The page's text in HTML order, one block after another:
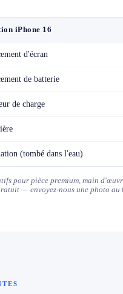
iPhone 16
d'écran
de batterie
de charge
(tombé dans l'eau)
pour pièce premium, main
— envoyez-nous une photo au